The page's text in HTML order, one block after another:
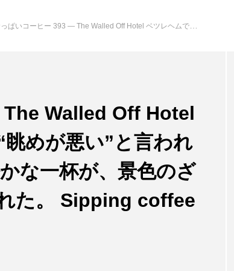
コーヒー 393 — The Walled Off Hotel ベツレヘムで、いちばん“眺めが悪い”と言われるホテルのコーヒー。 静かな一杯が、景色のざわめきを少し和らげてくれた。 Sipping coffee at Bethleh…
Walled Off Hotel
めが悪い”と言われ
な一杯が、景色のざ
た。 Sipping coffee